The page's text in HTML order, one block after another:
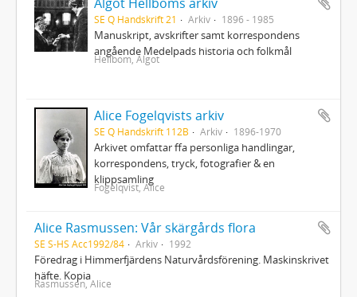
SE Q Handskrift 21 Arkiv 1896 - 1985
Manuskript, avskrifter samt korrespondens
angående Medelpads historia och folkmål
Hellbom, Algot
Alice Fogelqvists arkiv
SE Q Handskrift 112B Arkiv 1896-1970
Arkivet omfattar ffa personliga handlingar,
korrespondens, tryck, fotografier & en
klippsamling
Fogelqvist, Alice
Alice Rasmussen: Vår skärgårds flora
SE S-HS Acc1992/84 Arkiv 1992
Föredrag i Himmerfjärdens Naturvårdsförening. Maskinskrivet
häfte. Kopia
Rasmussen, Alice